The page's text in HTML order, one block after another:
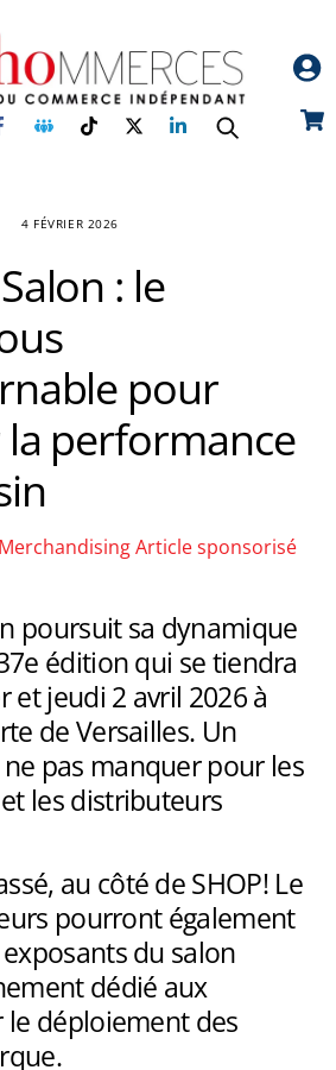
FacebookGroupe
Facebook
TikTokTwitterLinkedin
4 FÉVRIER 2026
: le
pour
performance
MerchandisingArticle sponsorisé
poursuit sa dynamique
édition qui se tiendra
et jeudi 2 avril 2026 à
de Versailles. Un
pas manquer pour les
les distributeurs
au côté de SHOP! Le
pourront également
du salon
dédié aux
déploiement des